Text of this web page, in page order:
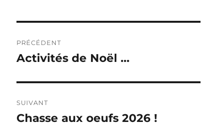
de
l’article
PRÉCÉDENT
Publication
Activités de Noël …
SUIVANT
Publication
Chasse aux oeufs 2026 !